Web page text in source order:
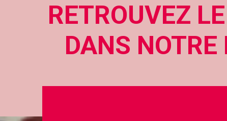
RETROUVEZ
DANS